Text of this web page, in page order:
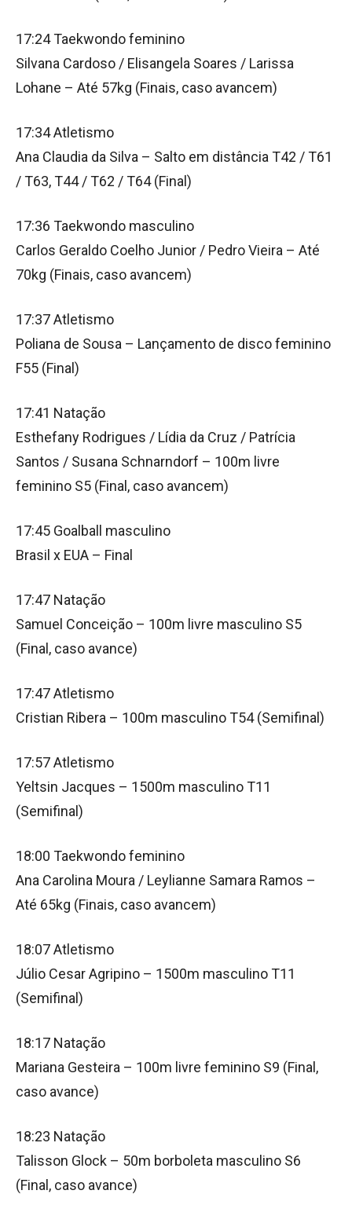
17:24 Taekwondo feminino
Silvana Cardoso / Elisangela Soares / Larissa
Lohane – Até 57kg (Finais, caso avancem)
17:34 Atletismo
Ana Claudia da Silva – Salto em distância T42 / T61
/ T63, T44 / T62 / T64 (Final)
17:36 Taekwondo masculino
Carlos Geraldo Coelho Junior / Pedro Vieira – Até
70kg (Finais, caso avancem)
17:37 Atletismo
Poliana de Sousa – Lançamento de disco feminino
F55 (Final)
17:41 Natação
Esthefany Rodrigues / Lídia da Cruz / Patrícia
Santos / Susana Schnarndorf – 100m livre
feminino S5 (Final, caso avancem)
17:45 Goalball masculino
Brasil x EUA – Final
17:47 Natação
Samuel Conceição – 100m livre masculino S5
(Final, caso avance)
17:47 Atletismo
Cristian Ribera – 100m masculino T54 (Semifinal)
17:57 Atletismo
Yeltsin Jacques – 1500m masculino T11
(Semifinal)
18:00 Taekwondo feminino
Ana Carolina Moura / Leylianne Samara Ramos –
Até 65kg (Finais, caso avancem)
18:07 Atletismo
Júlio Cesar Agripino – 1500m masculino T11
(Semifinal)
18:17 Natação
Mariana Gesteira – 100m livre feminino S9 (Final,
caso avance)
18:23 Natação
Talisson Glock – 50m borboleta masculino S6
(Final, caso avance)